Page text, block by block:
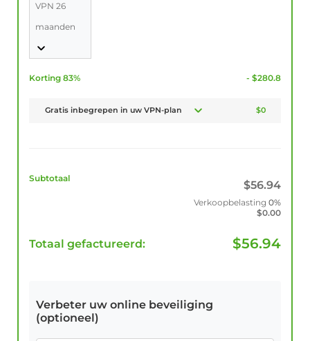
VPN 26
maanden
Korting 83% - $280.8
Gratis inbegrepen in uw VPN-plan $0
Subtotaal
$56.94
Verkoopbelasting 0%
$0.00
Totaal gefactureerd: $56.94
Verbeter uw online beveiliging
(optioneel)